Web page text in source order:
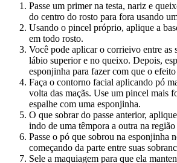
Passe um primer na testa, nariz e
do centro do rosto para fora usando
Usando o pincel próprio, aplique a
em todo rosto.
Você pode aplicar o corrieivo entre as
lábio superior e no queixo. Depois,
esponjinha para fazer com que o
Faça o contorno facial aplicando pó
volta das maçãs. Use um pincel mais
espalhe com uma esponjinha.
O que sobrar do passe anterior,
indo de uma têmpora a outra na
Passe o pó que sobrou na esponjinha
começando da parte entre suas
Sele a maquiagem para que ela